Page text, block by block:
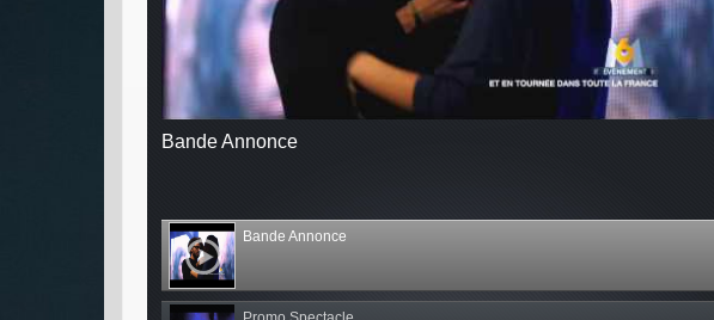
Bande Annonce
Bande Annonce